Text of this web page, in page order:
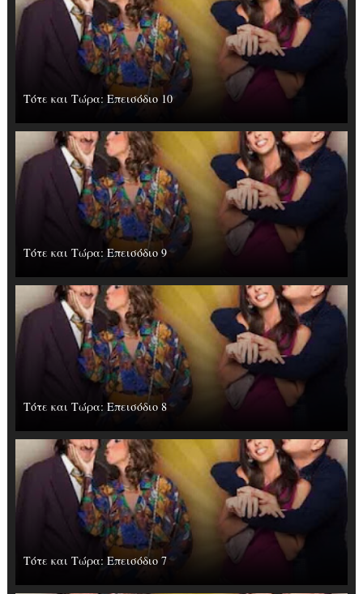
Τότε και Τώρα: Επεισόδιο 10
Τότε και Τώρα: Επεισόδιο 9
Τότε και Τώρα: Επεισόδιο 8
Τότε και Τώρα: Επεισόδιο 7